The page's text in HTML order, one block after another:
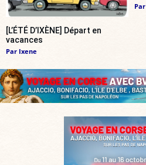
[L’ÉTÉ D’IXÈNE] Départ en
vacances
Par Ixene
Par